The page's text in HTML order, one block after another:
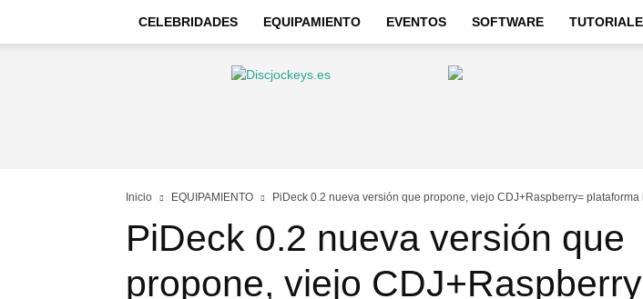
CELEBRIDADES EQUIPAMIENTO EVENTOS SOFTWARE
Discjockeys
Inicio EQUIPAMIENTO PiDeck 0.2 nueva versión que propone, viejo CDJ+Raspberry=
PiDeck 0.2 nueva versión que
propone, viejo